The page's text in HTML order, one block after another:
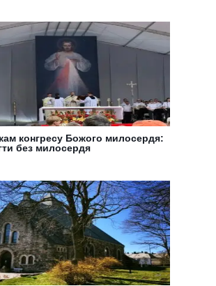
конгресу Божого милосердя:
без милосердя